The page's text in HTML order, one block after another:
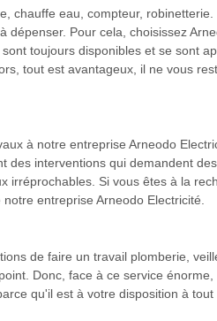
chauffe eau, compteur, robinetterie.
dépenser. Pour cela, choisissez
toujours disponibles et se sont
tout est avantageux, il ne vous
à notre entreprise Arneodo
des interventions qui demandent
irréprochables. Si vous êtes à la
entreprise Arneodo Electricité.
de faire un travail plomberie,
Donc, face à ce service énorme,
qu'il est à votre disposition à